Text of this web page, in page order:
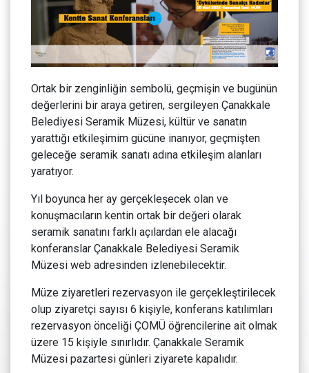
Ortak bir zenginliğin sembolü, geçmişin ve bugünün
değerlerini bir araya getiren, sergileyen Çanakkale
Belediyesi Seramik Müzesi, kültür ve sanatın
yarattığı etkileşimim gücüne inanıyor, geçmişten
geleceğe seramik sanatı adına etkileşim alanları
yaratıyor.
Yıl boyunca her ay gerçekleşecek olan ve
konuşmacıların kentin ortak bir değeri olarak
seramik sanatını farklı açılardan ele alacağı
konferanslar Çanakkale Belediyesi Seramik
Müzesi web adresinden izlenebilecektir.
Müze ziyaretleri rezervasyon ile gerçekleştirilecek
olup ziyaretçi sayısı 6 kişiyle, konferans katılımları
rezervasyon önceliği ÇOMÜ öğrencilerine ait olmak
üzere 15 kişiyle sınırlıdır. Çanakkale Seramik
Müzesi pazartesi günleri ziyarete kapalıdır.